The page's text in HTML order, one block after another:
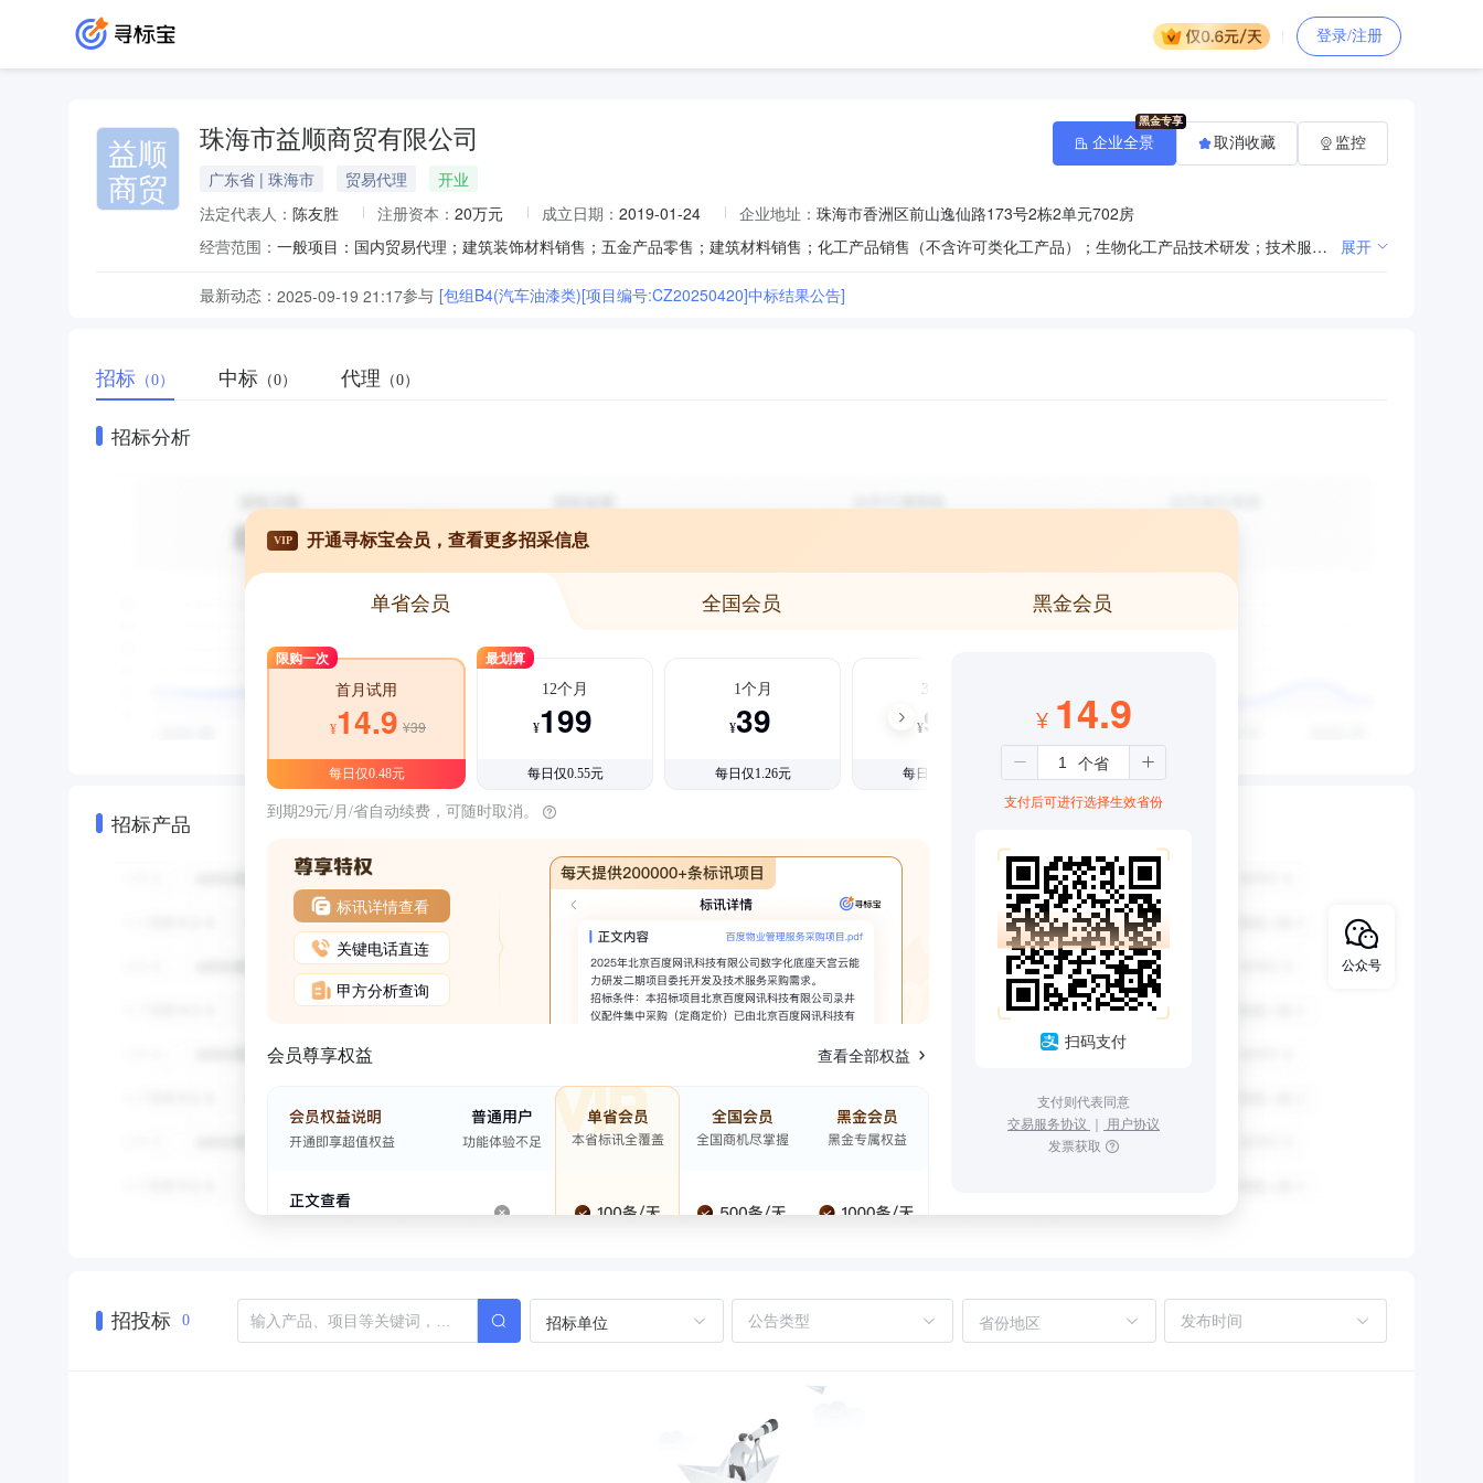
登录/注册
益顺
商贸
珠海市益顺商贸有限公司
广东省 | 珠海市 贸易代理
开业
法定代表人： 陈友胜 注册资本： 20万元 成立日期： 2019-01-24 企业地址： 珠海市香洲区前山逸仙路173号2栋2单元702房
经营范围：
一般项目：国内贸易代理；建筑装饰材料销售；五金产品零售；建筑材料销售；化工产品销售（不含许可类化工产品）；生物化工产品技术研发；技术服务、技术开发、技术咨询、技术交流、技术转让、技术推广；涂料销售（不含危险化学品）；劳动保护用品销售；劳务服务（不含劳务派遣）。（除依法须经批准的项目外，凭营业执照依法自主开展经营活动） 展开
最新动态： 2025-09-19 21:17参与 [包组B4(汽车油漆类)[项目编号:CZ20250420]中标结果公告]
企业全景 取消收藏 监控
招标 （0） 中标 （0） 代理 （0）
招标分析
招标产品
VIP 开通寻标宝会员，查看更多招采信息
单省会员 全国会员 黑金会员
限购一次
首月试用
¥14.9 ¥39
每日仅0.48元
最划算
12个月
¥199
每日仅0.55元
1个月
¥39
每日仅1.26元
3个月
¥99
每日仅1.08元
到期29元/月/省自动续费，可随时取消。
标讯详情查看
关键电话直连
甲方分析查询
会员尊享权益 查看全部权益
¥ 14.9
支付后可进行选择生效省份
扫码支付
支付则代表同意
交易服务协议 ｜ 用户协议
发票获取
招投标 0 招标单位 省份地区
公众号